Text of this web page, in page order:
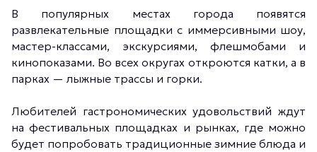
В популярных местах города появятся
развлекательные площадки с иммерсивными шоу,
мастер-классами, экскурсиями, флешмобами и
кинопоказами. Во всех округах откроются катки, а в
парках — лыжные трассы и горки.
Любителей гастрономических удовольствий ждут
на фестивальных площадках и рынках, где можно
будет попробовать традиционные зимние блюда и